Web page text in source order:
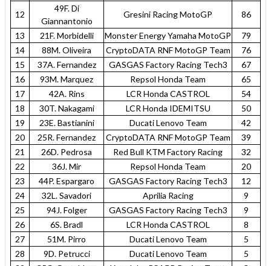
12
49F. Di
Giannantonio
Gresini Racing MotoGP 86
13 21F. Morbidelli Monster Energy Yamaha MotoGP
79
14
88M. Oliveira CryptoDATA RNF MotoGP Team
76
15
37A. Fernandez GASGAS Factory Racing Tech3
67
16
93M. Marquez Repsol Honda Team
65
17
42A. Rins LCR Honda CASTROL
54
18
30T. Nakagami LCR Honda IDEMITSU
50
19
23E. Bastianini Ducati Lenovo Team
42
20
25R. Fernandez CryptoDATA RNF MotoGP Team
39
21
26D. Pedrosa Red Bull KTM Factory Racing
32
22
36J. Mir Repsol Honda Team
20
23
44P. Espargaro GASGAS Factory Racing Tech3
12
24
32L. Savadori Aprilia Racing
9
25
94J. Folger GASGAS Factory Racing Tech3
9
26
6S. Bradl LCR Honda CASTROL
8
27
51M. Pirro Ducati Lenovo Team
5
28
9D. Petrucci Ducati Lenovo Team
5